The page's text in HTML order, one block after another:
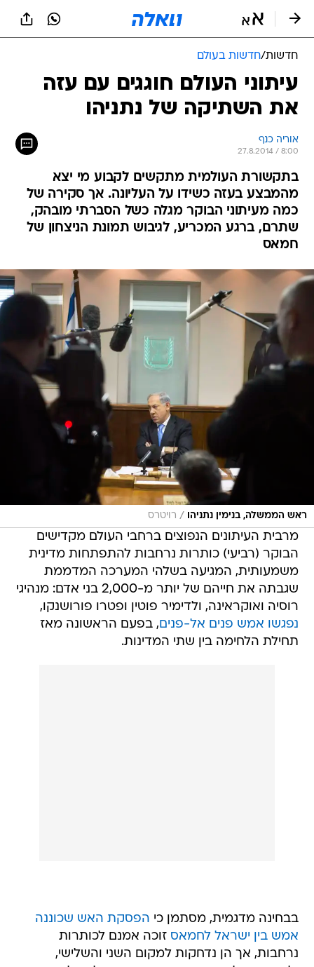
חדשות/חדשות בעולם
עיתוני העולם חוגגים עם עזה
את השתיקה של נתניהו
אוריה כנף
27.8.2014 / 8:00
בתקשורת העולמית מתקשים לקבוע מי יצא
מהמבצע בעזה כשידו על העליונה. אך סקירה של
כמה מעיתוני הבוקר מגלה כשל הסברתי מובהק,
שתרם, ברגע המכריע, לגיבוש תמונת הניצחון של
חמאס
ראש הממשלה, בנימין נתניהו / רויטרס
מרבית העיתונים הנפוצים ברחבי העולם מקדישים
הבוקר (רביעי) כותרות נרחבות להתפתחות מדינית
משמעותית, המגיעה בשלהי המערכה המדממת
שגבתה את חייהם של יותר מ-2,000 בני אדם: מנהיגי
רוסיה ואוקראינה, ולדימיר פוטין ופטרו פורושנקו,
נפגשו אמש פנים אל-פנים, בפעם הראשונה מאז
תחילת הלחימה בין שתי המדינות.
בבחינה מדגמית, מסתמן כי הפסקת האש שכוננה
אמש בין ישראל לחמאס זוכה אמנם לכותרות
נרחבות, אך הן נדחקות למקום השני והשלישי,